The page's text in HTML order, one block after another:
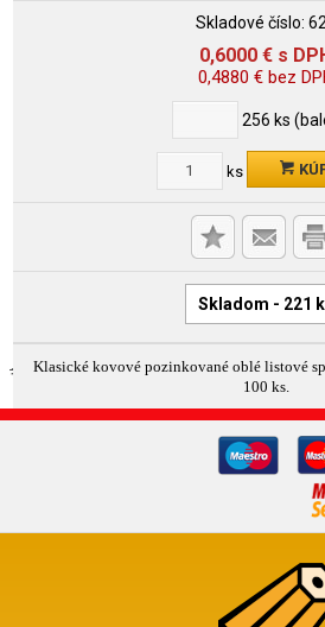
Skladové číslo:
0,6000 € s
0,4880 €bez
256 ks
ks
Skladom - 221
Klasické kovové pozinkované oblé listové
100 ks.